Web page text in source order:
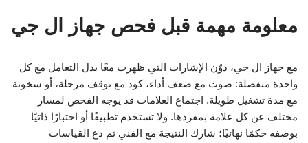
معلومة مهمة قبل فحص جهاز ال جي
مع جهاز ال جي، دوّن الإشارات التي ظهرت معًا بدل التعامل مع كل
واحدة منفصلة: صوت مع ضعف أداء، كود مع توقف مرحلة، أو سخونة
مع مدة تشغيل طويلة. اجتماع العلامات قد يوجه الفحص لمسار
مختلف عن كل علامة بمفردها. ولا تستخدم تطبيقًا أو اختبارًا ذاتيًا
بوصفه حكمًا نهائيًا؛ شارك النتيجة مع الفني ثم دع القياسات